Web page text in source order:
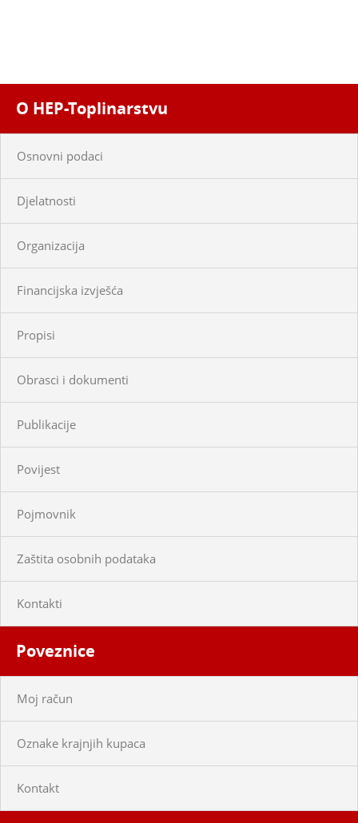
O HEP-Toplinarstvu
Osnovni podaci
Djelatnosti
Organizacija
Financijska izvješća
Propisi
Obrasci i dokumenti
Publikacije
Povijest
Pojmovnik
Zaštita osobnih podataka
Kontakti
Poveznice
Moj račun
Oznake krajnjih kupaca
Kontakt